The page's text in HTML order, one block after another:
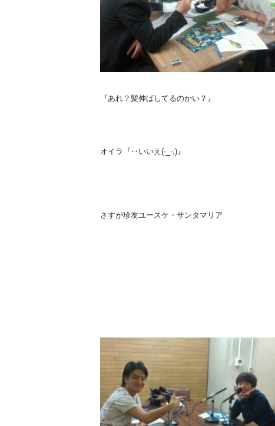
『あれ？髪伸ばしてるのかい？』
オイラ『‥いいえ(-_-;)』
さすが珍友ユースケ・サンタマリア